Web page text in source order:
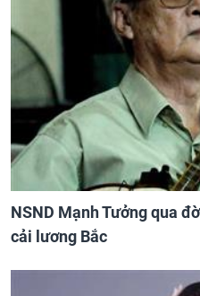
NSND Mạnh Tưởng qua
cải lương Bắc